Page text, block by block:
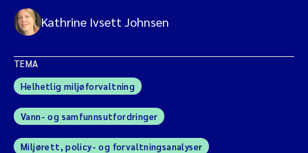
Kathrine Ivsett Johnsen
TEMA
Helhetlig miljøforvaltning
Vann- og samfunnsutfordringer
Miljørett, policy- og forvaltningsanalyser